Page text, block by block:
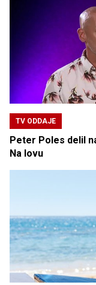
TV ODDAJE
Peter Poles delil
Na lovu